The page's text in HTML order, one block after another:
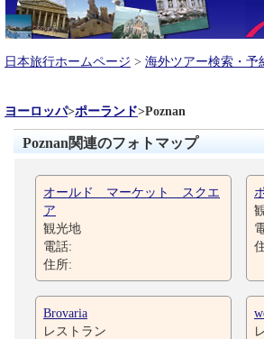
日本旅行ホームページ > 海外ツアー検索・予
ヨーロッパ>ポーランド>Poznan
Poznan関連のフォトマップ
オールド マーケット スクエ
ア
観光地
電話:
住所:
Brovaria
レストラン